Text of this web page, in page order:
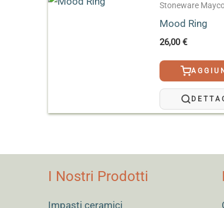
Speciale
Stoneware
Mood Ring
26,00€
I Nostri Prodotti
Impasti ceramici